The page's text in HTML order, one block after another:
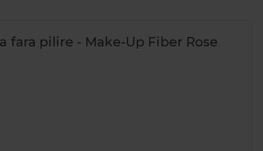
fara pilire - Make-Up Fiber Rose